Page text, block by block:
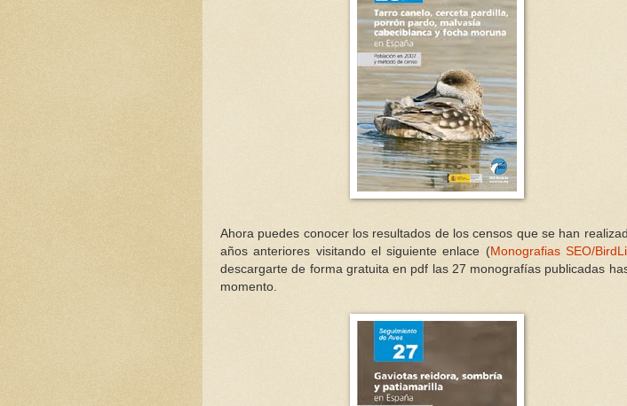
Ahora puedes conocer los resultados de los censos que se han
años anteriores visitando el siguiente enlace (MonografiasSEO/
descargarte de forma gratuita en pdf las 27 monografías publicadas
momento.